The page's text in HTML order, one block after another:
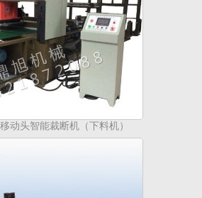
动头智能裁断机（下料机）